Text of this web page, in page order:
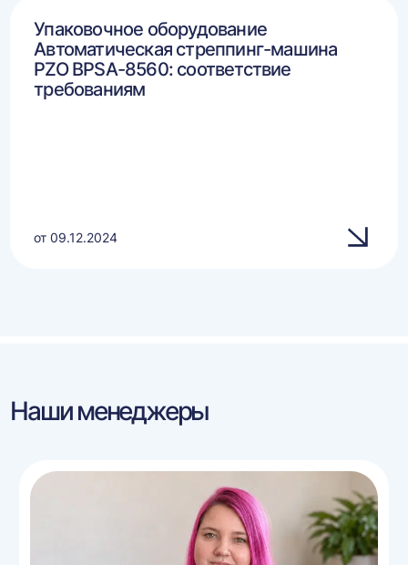
Упаковочное оборудование
Автоматическая стреппинг-машина
PZO BPSA-8560: соответствие
требованиям
от 09.12.2024
Наши менеджеры